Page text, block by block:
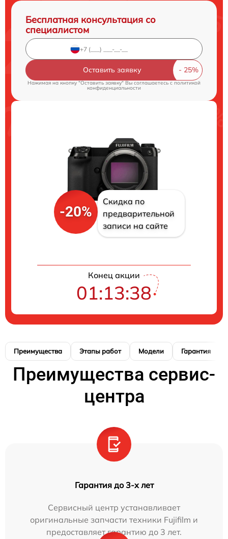
Бесплатная консультация со
специалистом
Оставить заявку
Нажимая на кнопку "Оставить заявку" Вы соглашаетесь c политикой
конфиденциальности
-20%
Скидка по
предварительной
записи на сайте
Конец акции
01:13:37
Преимущества Этапы работ Модели Гарантия
Преимущества сервис-
центра
Гарантия до 3-х лет
Сервисный центр устанавливает
оригинальные запчасти техники Fujifilm и
предоставляет гарантию до 3 лет.